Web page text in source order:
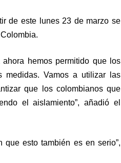
de este lunes 23 de marzo se
hemos permitido que los
medidas. Vamos a utilizar las
que los colombianos que
el aislamiento”, añadió el
que esto también es en serio”,